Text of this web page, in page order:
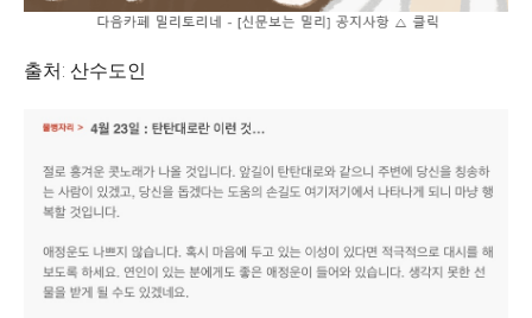
출처: 산수도인